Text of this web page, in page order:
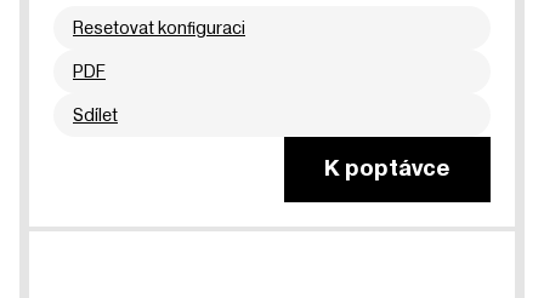
Resetovat konfiguraci
PDF
Sdílet
K poptávce